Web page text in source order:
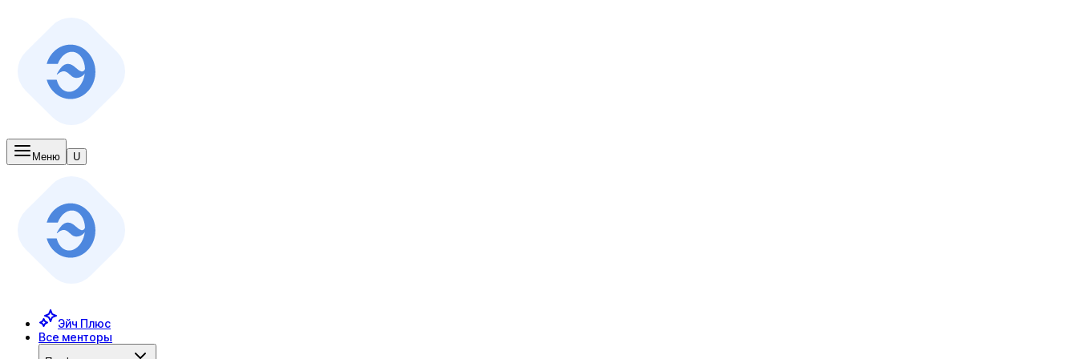
Меню U
Эйч Плюс
Все менторы